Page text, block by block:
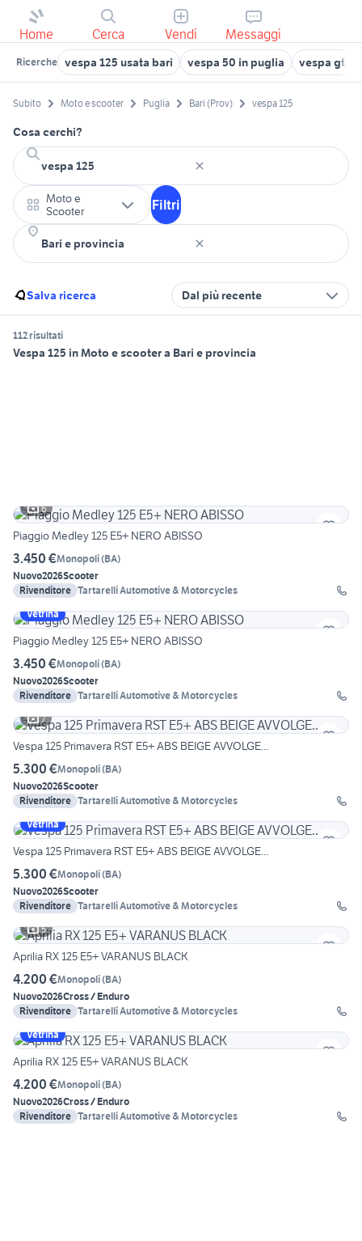
Home Cerca Vendi Messaggi
Ricerche vespa 125 usata bari vespa 50 in puglia vespa gts
Subito Moto e scooter Puglia Bari (Prov) vespa 125
Cosa cerchi?
Moto e
Scooter
Filtri
Salva ricerca Dal più recente
112 risultati
Vespa 125 in Moto e scooter a Bari e provincia
6
Piaggio Medley 125 E5+ NERO ABISSO
3.450 €Monopoli(BA)
Nuovo2026Scooter
Rivenditore Tartarelli Automotive & Motorcycles
Vetrina
Piaggio Medley 125 E5+ NERO ABISSO
3.450 €Monopoli(BA)
Nuovo2026Scooter
Rivenditore Tartarelli Automotive & Motorcycles
7
Vespa 125 Primavera RST E5+ ABS BEIGE AVVOLGE...
5.300 €Monopoli(BA)
Nuovo2026Scooter
Rivenditore Tartarelli Automotive & Motorcycles
Vetrina
Vespa 125 Primavera RST E5+ ABS BEIGE AVVOLGE...
5.300 €Monopoli(BA)
Nuovo2026Scooter
Rivenditore Tartarelli Automotive & Motorcycles
5
Aprilia RX 125 E5+ VARANUS BLACK
4.200 €Monopoli(BA)
Nuovo2026Cross / Enduro
Rivenditore Tartarelli Automotive & Motorcycles
Vetrina
Aprilia RX 125 E5+ VARANUS BLACK
4.200 €Monopoli(BA)
Nuovo2026Cross / Enduro
Rivenditore Tartarelli Automotive & Motorcycles